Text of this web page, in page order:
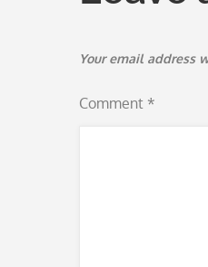
Your email address
Comment *